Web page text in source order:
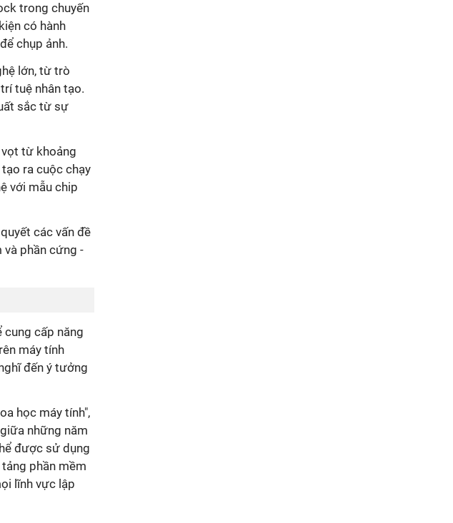
trong chuyến
có hành
chụp ảnh.
lớn, từ trò
tuệ nhân tạo.
sắc từ sự
vọt từ khoảng
ra cuộc chạy
với mẫu chip
các vấn đề
và phần cứng -
cung cấp năng
máy tính
đến ý tưởng
học máy tính",
những năm
được sử dụng
phần mềm
lĩnh vực lập